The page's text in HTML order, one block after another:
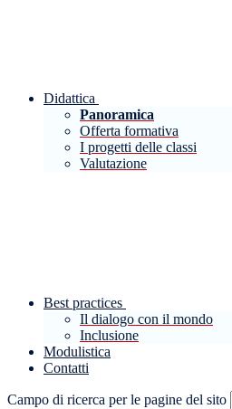
Didattica
Panoramica
Offerta formativa
I progetti delle classi
Valutazione
Best practices
Il dialogo con il mondo
Inclusione
Modulistica
Contatti
Campo di ricerca per le pagine del sito